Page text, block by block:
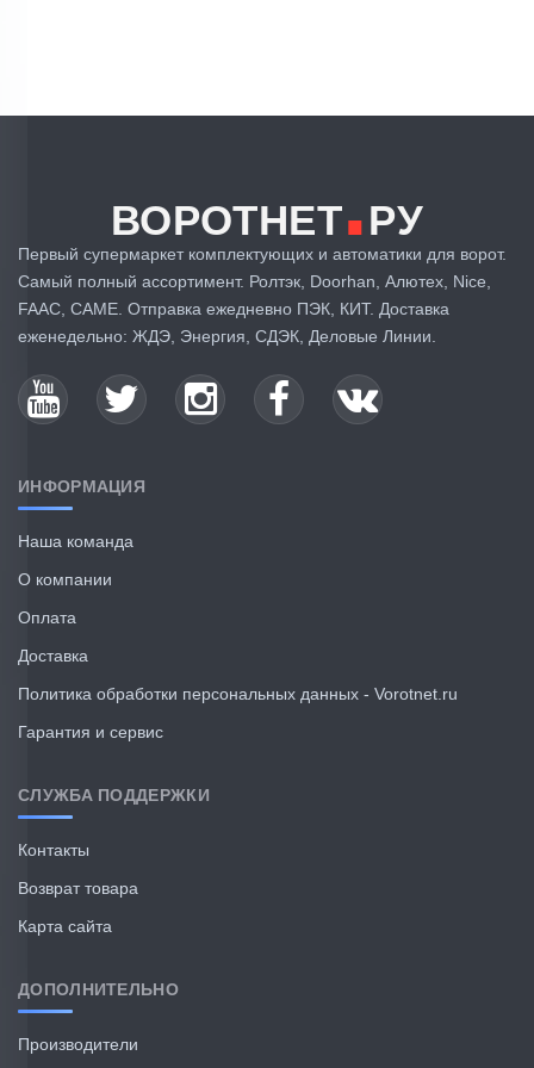
ВОРОТНЕТ.РУ
Первый супермаркет комплектующих и автоматики для ворот.
Самый полный ассортимент. Ролтэк, Doorhan, Алютех, Nice,
FAAC, CAME. Отправка ежедневно ПЭК, КИТ. Доставка
еженедельно: ЖДЭ, Энергия, СДЭК, Деловые Линии.
ИНФОРМАЦИЯ
Наша команда
О компании
Оплата
Доставка
Политика обработки персональных данных - Vorotnet.ru
Гарантия и сервис
СЛУЖБА ПОДДЕРЖКИ
Контакты
Возврат товара
Карта сайта
ДОПОЛНИТЕЛЬНО
Производители